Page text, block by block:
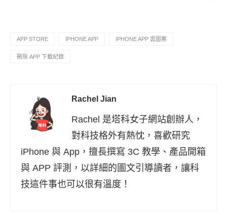
APP STORE IPHONE APP IPHONE APP 雲圖案
刪除 APP 下載紀錄
Rachel Jian
Rachel 是塔科女子網站創辦人，
對科技格外有熱忱，喜歡研究
iPhone 與 App，擅長撰寫 3C 教學、產品開箱
與 APP 評測，以詳細的圖文引導讀者，讓科
技這件事也可以很有溫度！